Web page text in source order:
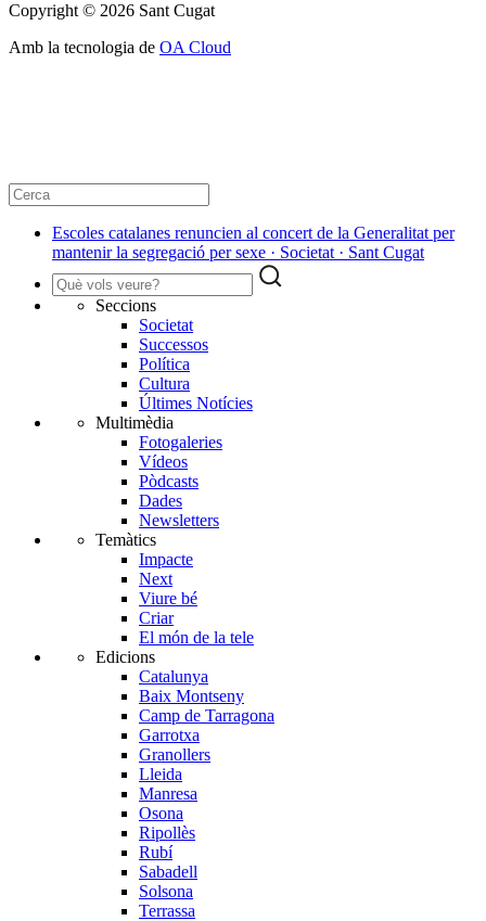
Copyright © 2026 Sant Cugat
Amb la tecnologia de OA Cloud
Escoles catalanes renuncien al concert de la Generalitat per
mantenir la segregació per sexe · Societat · Sant Cugat
Seccions
Societat
Successos
Política
Cultura
Últimes Notícies
Multimèdia
Fotogaleries
Vídeos
Pòdcasts
Dades
Newsletters
Temàtics
Impacte
Next
Viure bé
Criar
El món de la tele
Edicions
Catalunya
Baix Montseny
Camp de Tarragona
Garrotxa
Granollers
Lleida
Manresa
Osona
Ripollès
Rubí
Sabadell
Solsona
Terrassa